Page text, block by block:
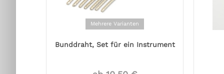
Mehrere Varianten
Bunddraht, Set für ein Instrument